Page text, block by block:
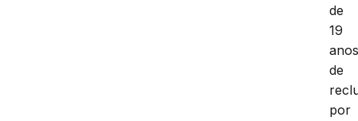
de
19
de
por